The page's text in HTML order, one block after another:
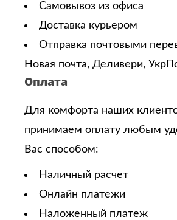
Самовывоз из офиса
Доставка курьером
Отправка почтовыми
Новая почта, Деливери,
Оплата
Для комфорта наших
принимаем оплату любым
Вас способом:
Наличный расчет
Онлайн платежи
Наложенный платеж